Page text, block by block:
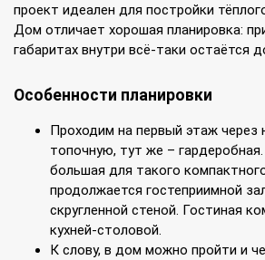
проект идеален для постройки
Дом отличает хорошая планировка:
габаритах внутри всё-таки остаётся
Особенности планировки
Проходим на первый этаж через
топочную, тут же –
большая для такого
продолжается гостеприимной
скругленной стеной. Гостиная
кухней-столовой.
К слову, в дом можно пройти и